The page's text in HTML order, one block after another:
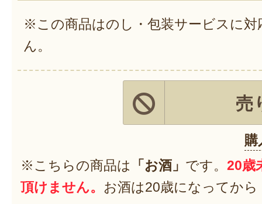
※この商品はのし・包装サービスに対
ん。
売
購
※こちらの商品は
「お酒」 です。 20歳
頂けません。 お酒は20歳になってから